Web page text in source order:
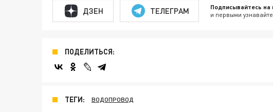
ДЗЕН ТЕЛЕГРАМ Подписывайтесь
и первыми
ПОДЕЛИТЬСЯ:
ТЕГИ: ВОДОПРОВОД